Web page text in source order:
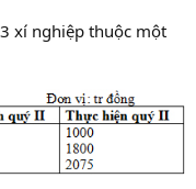
xí nghiệp thuộc một